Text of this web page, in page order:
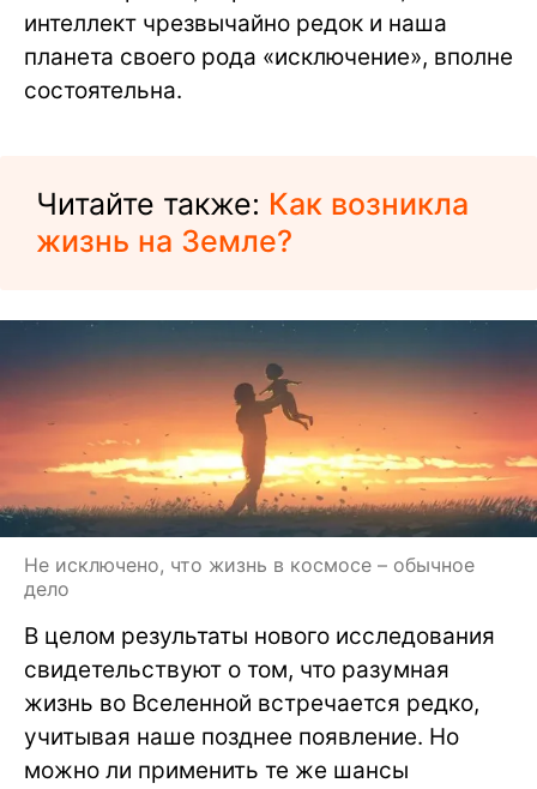
интеллект чрезвычайно редок и наша
планета своего рода «исключение», вполне
состоятельна.
Читайте также: Как возникла
жизнь на Земле?
Не исключено, что жизнь в космосе – обычное
дело
В целом результаты нового исследования
свидетельствуют о том, что разумная
жизнь во Вселенной встречается редко,
учитывая наше позднее появление. Но
можно ли применить те же шансы